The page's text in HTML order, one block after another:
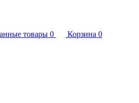
товары 0 Корзина 0